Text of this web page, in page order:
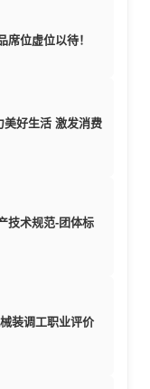
位虚位以待！
好生活 激发消费
技术规范-团体标
装调工职业评价